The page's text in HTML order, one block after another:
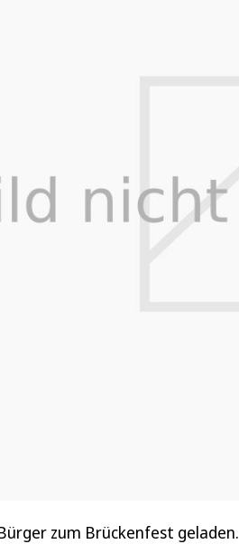
zum Brückenfest geladen.